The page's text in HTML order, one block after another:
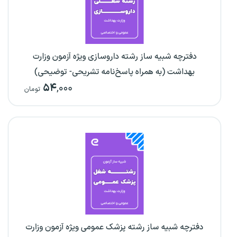
دفترچه شبیه ساز رشته داروسازی ویژه آزمون وزارت
بهداشت (به همراه پاسخ‌نامه تشریحی- توضیحی)
۵۴,۰۰۰ تومان
دفترچه شبیه ساز رشته پزشک عمومی ویژه آزمون وزارت